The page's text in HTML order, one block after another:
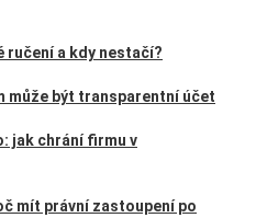
ručení a kdy nestačí?
může být transparentní účet
jak chrání firmu v
mít právní zastoupení po